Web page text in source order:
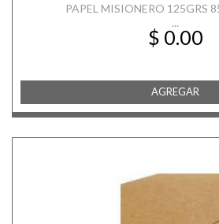
PAPEL MISIONERO 125GRS
...
$ 0.00
AGREGAR